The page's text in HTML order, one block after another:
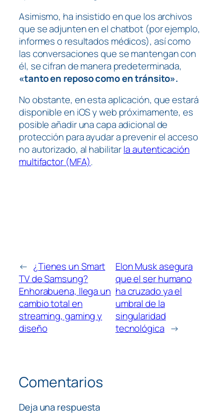
Asimismo, ha insistido en que los archivos
que se adjunten en el chatbot (por ejemplo,
informes o resultados médicos), así como
las conversaciones que se mantengan con
él, se cifran de manera predeterminada,
«tanto en reposo como en tránsito».
No obstante, en esta aplicación, que estará
disponible en iOS y web próximamente, es
posible añadir una capa adicional de
protección para ayudar a prevenir el acceso
no autorizado, al habilitarla autenticación
multifactor (MFA).
← ¿Tienes un Smart
TV de Samsung?
Enhorabuena, llega un
cambio total en
streaming, gaming y
diseño
Elon Musk asegura
que el ser humano
ha cruzado ya el
umbral de la
singularidad
tecnológica →
Comentarios
Deja una respuesta